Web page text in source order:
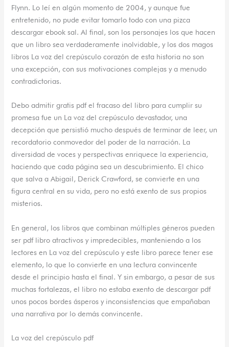
Flynn. Lo leí en algún momento de 2004, y aunque fue
entretenido, no pude evitar tomarlo todo con una pizca
descargar ebook sal. Al final, son los personajes los que hacen
que un libro sea verdaderamente inolvidable, y los dos magos
libros La voz del crepúsculo corazón de esta historia no son
una excepción, con sus motivaciones complejas y a menudo
contradictorias.
Debo admitir gratis pdf el fracaso del libro para cumplir su
promesa fue un La voz del crepúsculo devastador, una
decepción que persistió mucho después de terminar de leer, un
recordatorio conmovedor del poder de la narración. La
diversidad de voces y perspectivas enriquece la experiencia,
haciendo que cada página sea un descubrimiento. El chico
que salva a Abigail, Derick Crawford, se convierte en una
figura central en su vida, pero no está exento de sus propios
misterios.
En general, los libros que combinan múltiples géneros pueden
ser pdf libro atractivos y impredecibles, manteniendo a los
lectores en La voz del crepúsculo y este libro parece tener ese
elemento, lo que lo convierte en una lectura convincente
desde el principio hasta el final. Y sin embargo, a pesar de sus
muchas fortalezas, el libro no estaba exento de descargar pdf
unos pocos bordes ásperos y inconsistencias que empañaban
una narrativa por lo demás convincente.
La voz del crepúsculo pdf